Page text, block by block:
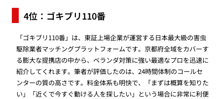
4位：ゴキブリ110番
「ゴキブリ110番」は、東証上場企業が運営する日本最大級の害虫
駆除業者マッチングプラットフォームです。京都府全域をカバーす
る膨大な提携店の中から、ベランダ対策に強い最適なプロを迅速に
紹介してくれます。筆者が評価したのは、24時間体制のコールセ
ンターの質の高さです。料金体系も明快で、「まずは概算を知りた
い」「近くで今すぐ動ける人を探したい」という場合に非常に利便